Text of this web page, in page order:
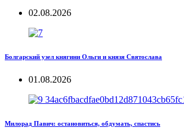
02.08.2026
Болгарский узел княгини Ольги и князя Святослава
01.08.2026
Милорад Павич: остановиться, обдумать, спастись